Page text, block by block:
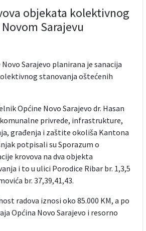
objekata kolektivnog
Sarajevu
Sarajevo planirana je sanacija
stanovanja oštećenih
Općine Novo Sarajevo dr. Hasan
privrede, infrastrukture,
građenja i zaštite okoliša Kantona
potpisali su Sporazum o
krovova na dva objekta
i to u ulici Porodice Ribar br. 1,3,5
br. 37,39,41,43.
radova iznosi oko 85.000 KM, a po
Općina Novo Sarajevo i resorno